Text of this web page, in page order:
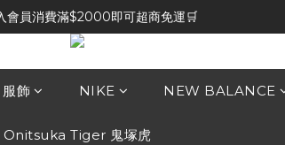
會員消費滿$2000即可超商免運🛒
服飾 NIKE NEW BALANCE
Onitsuka Tiger 鬼塚虎